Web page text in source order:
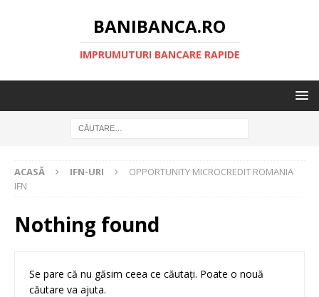
BANIBANCA.RO
IMPRUMUTURI BANCARE RAPIDE
ACASĂ IFN-URI
OPPORTUNITY MICROCREDIT ROMANIA
IFN
Nothing found
Se pare că nu găsim ceea ce căutați. Poate o nouă
căutare va ajuta.